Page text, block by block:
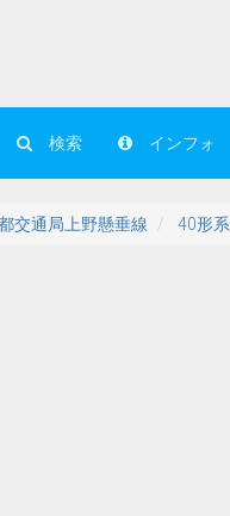
検索 インフォ
交通局上野懸垂線 40形系